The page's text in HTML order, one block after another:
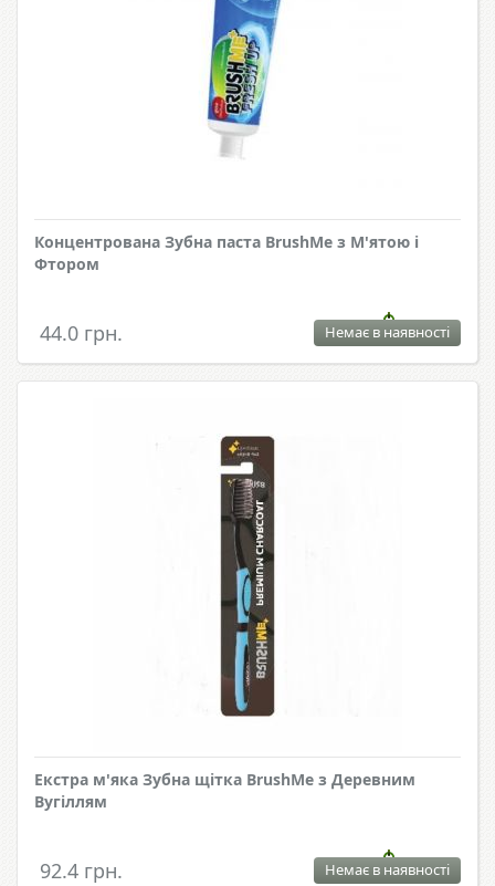
Концентрована Зубна паста BrushMe з М'ятою і
Фтором
44.0 грн. Немає в наявності
Екстра м'яка Зубна щітка BrushMe з Деревним
Вугіллям
92.4 грн. Немає в наявності